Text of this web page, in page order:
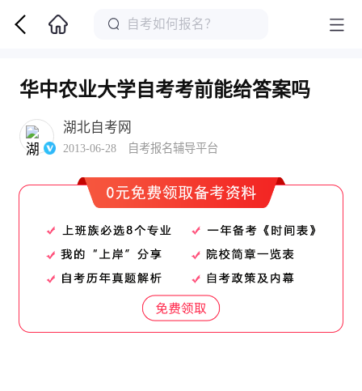
华中农业大学自考考前能给答案吗
湖北自考网
2013-06-28 自考报名辅导平台